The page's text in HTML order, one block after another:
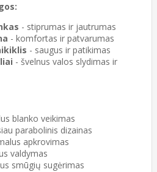
- stiprumas ir jautrumas
- komfortas ir patvarumas
- saugus ir patikimas
- švelnus valos slydimas ir
blanko veikimas
parabolinis dizainas
apkrovimas
valdymas
smūgių sugėrimas